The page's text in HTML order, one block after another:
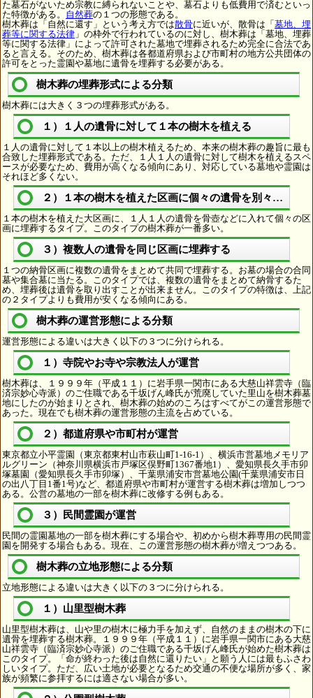
た墓石がないため宗教に縛られないことや、墓石よりも低費用で済むといっ
た特徴がある。 自然葬の１つの形態である。
樹木葬は「自然に還す」という考え方では散骨に近いが、散骨は「 墓地、埋
葬等に関する法律 」の枠外で行われているのに対し、樹木葬は「墓地、埋葬
等に関する法律」によって許可された墓地で埋葬されるため完全に合法であ
ると言える。そのため、樹木葬は各都道府県および市町村の地方公共団体の
許可をとった霊園や墓地に遺骨を埋葬する必要がある。
樹木葬の埋葬形式による分類
樹木葬には大きく３つの埋葬形式がある。
１）１人の遺骨に対して１本の樹木を植える
１人の遺骨に対して１本以上の樹木植えるため、本来の樹木葬の趣旨に最も
合致した埋葬形式である。ただ、１人１人の遺骨に対して樹木を植えるスペ
ースが必要なため、費用が高くなる傾向にあり、対応している墓地や霊園は
それほど多くない。
２）１本の樹木を植えた区画に個々の遺骨を別々に埋葬
１本の樹木を植えた大区画に、１人１人の遺骨を骨壺などに入れて個々の区
画に埋葬するタイプ。このタイプの樹木葬が一番多い。
３）複数人の遺骨を同じ区画に埋葬する
１つの納骨区画に複数の遺骨をまとめて共同で埋葬する。お墓の場合の合同
墓や集合墓に当たる。このタイプでは、複数の遺骨をまとめて納骨するた
め、埋葬後は遺骨を取り出すことが出来ません。このタイプの特徴は、上記
の２タイプよりも費用が安くなる傾向にある。
樹木葬の運営形態による分類
運営形態による違いは大きく以下の３つに分けられる。
１）寺院やお寺や宗教法人が運営
樹木葬は、１９９９年（平成１１）に岩手県一関市にある大慈山祥雲寺（臨
済宗妙心寺派）のご住職である千坂げん峰氏が荒廃していた里山を樹木葬墓
地にしたのが始まりとされ、樹木葬の始めのころはすべてがこの運営形態で
あった。現在でも樹木葬の運営形態の主流を占めている。
２）都道府県や市町村が運営
東京都立小平霊園（東京都東村山市萩山町1-16-1）、横浜市営墓地メモリア
ルグリーン（神奈川県横浜市戸塚区俣野町1367番地1）、愛知県長久手市卯
塚墓園（愛知県長久手市卯塚）、千葉県浦安市営墓地公園(千葉県浦安市日
の出八丁目1番1号)など、都道府県や市町村が運営する樹木葬は増加しつつ
ある。公営の墓地の一部を樹木葬に改修する例もある。
３）民間霊園が運営
民間の霊園墓地の一部を樹木葬にする場合や、初めから樹木葬専用の民間霊
園を開発する場合もある。現在、この運営形態の樹木葬が増えつつある。
樹木葬の立地形態による分類
立地形態による違いは大きく以下の３つに分けられる。
１）山里型樹木葬
山里型樹木葬は、山や里の樹木に極力手を加えず、自然のままの樹木の下に
遺骨を埋葬する樹木葬。１９９９年（平成１１）に岩手県一関市にある大慈
山祥雲寺（臨済宗妙心寺派）のご住職である千坂げん峰氏が始めた樹木葬は
このタイプ。「命が終わった後は自然に還りたい」と願う人には最もふさわ
しいタイプ。ただ、広い土地が必要となるため交通の不便な場所が多く、家
族が頻繁に参拝するには適さない場合が多い。